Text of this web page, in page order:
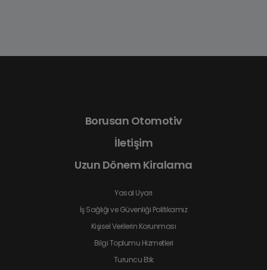
Borusan Otomotiv
İletişim
Uzun Dönem Kiralama
Yasal Uyarı
İş Sağlığı ve Güvenliği Politikamız
Kişisel Verilerin Korunması
Bilgi Toplumu Hizmetleri
Turuncu Etik